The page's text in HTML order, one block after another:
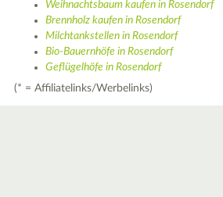
Weihnachtsbaum kaufen in Rosendorf
Brennholz kaufen in Rosendorf
Milchtankstellen in Rosendorf
Bio-Bauernhöfe in Rosendorf
Geflügelhöfe in Rosendorf
(* = Affiliatelinks/Werbelinks)